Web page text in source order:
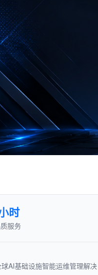
时
服务
AI基础设施智能运维管理解决